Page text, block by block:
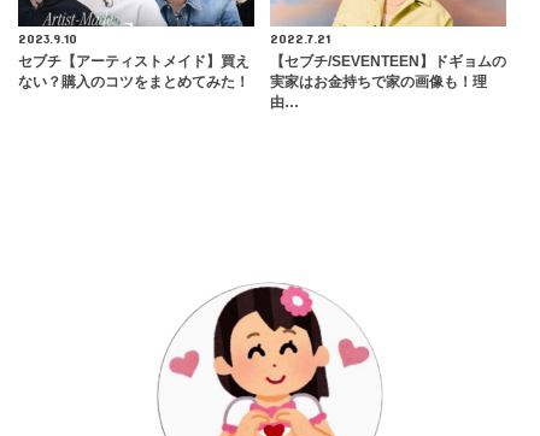
2023.9.10
セブチ【アーティストメイド】買え
ない？購入のコツをまとめてみた！
2022.7.21
【セブチ/SEVENTEEN】ドギョムの
実家はお金持ちで家の画像も！理
由…